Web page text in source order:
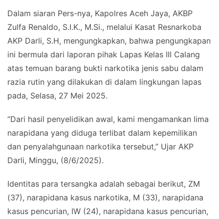
Dalam siaran Pers-nya, Kapolres Aceh Jaya, AKBP
Zulfa Renaldo, S.I.K., M.Si., melalui Kasat Resnarkoba
AKP Darli, S.H, mengungkapkan, bahwa pengungkapan
ini bermula dari laporan pihak Lapas Kelas III Calang
atas temuan barang bukti narkotika jenis sabu dalam
razia rutin yang dilakukan di dalam lingkungan lapas
pada, Selasa, 27 Mei 2025.
“Dari hasil penyelidikan awal, kami mengamankan lima
narapidana yang diduga terlibat dalam kepemilikan
dan penyalahgunaan narkotika tersebut,” Ujar AKP
Darli, Minggu, (8/6/2025).
Identitas para tersangka adalah sebagai berikut, ZM
(37), narapidana kasus narkotika, M (33), narapidana
kasus pencurian, IW (24), narapidana kasus pencurian,